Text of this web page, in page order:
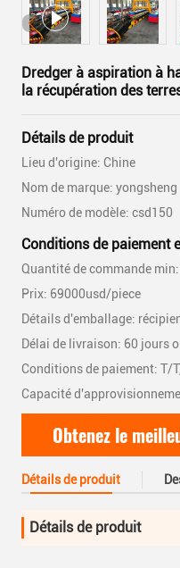
Dredger à aspiration à
la récupération des
Détails de produit
Lieu d'origine: Chine
Nom de marque: yongsheng
Numéro de modèle: csd150
Conditions de paiement
Quantité de commande min:
Prix: 69000usd/piece
Détails d'emballage:
Délai de livraison: 60 jours
Conditions de paiement: T/
Capacité
Obtenez le
Détails de produit
Détails de produit